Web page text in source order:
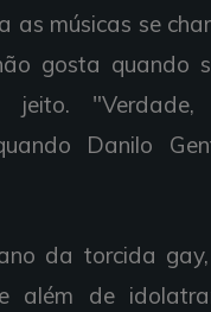
as músicas se
gosta quando
jeito. "Verdade,
Danilo
da torcida
além de